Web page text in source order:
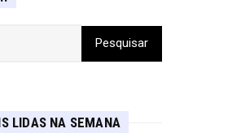
LIDAS NA SEMANA